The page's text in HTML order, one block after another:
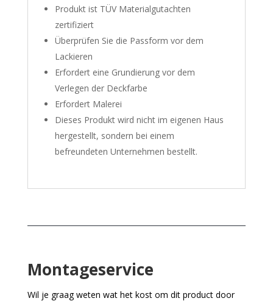
Produkt ist TÜV Materialgutachten
zertifiziert
Überprüfen Sie die Passform vor dem
Lackieren
Erfordert eine Grundierung vor dem
Verlegen der Deckfarbe
Erfordert Malerei
Dieses Produkt wird nicht im eigenen Haus
hergestellt, sondern bei einem
befreundeten Unternehmen bestellt.
Montageservice
Wil je graag weten wat het kost om dit product door